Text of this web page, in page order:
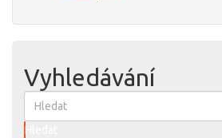
Vyhledávání
Hledat